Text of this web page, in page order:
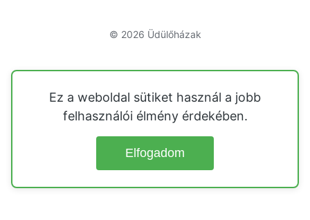
© 2026 Üdülőházak
Ez a weboldal sütiket használ a jobb
felhasználói élmény érdekében.
Elfogadom